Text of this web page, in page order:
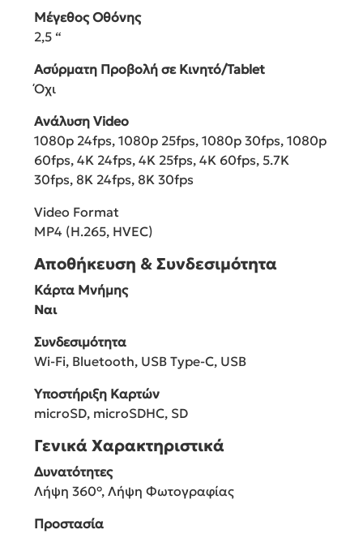
Μέγεθος Οθόνης
2,5 “
Ασύρματη Προβολή σε Κινητό/Tablet
Όχι
Ανάλυση Video
1080p 24fps, 1080p 25fps, 1080p 30fps, 1080p
60fps, 4K 24fps, 4K 25fps, 4K 60fps, 5.7K
30fps, 8K 24fps, 8K 30fps
Video Format
MP4 (H.265, HVEC)
Αποθήκευση & Συνδεσιμότητα
Κάρτα Μνήμης
Ναι
Συνδεσιμότητα
Wi-Fi, Bluetooth, USB Type-C, USB
Υποστήριξη Kαρτών
microSD, microSDHC, SD
Γενικά Χαρακτηριστικά
Δυνατότητες
Λήψη 360°, Λήψη Φωτογραφίας
Προστασία